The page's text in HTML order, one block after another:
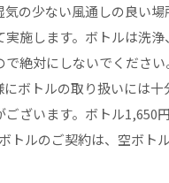
の少ない風通しの良い場
施します。ボトルは洗
絶対にしないでください
ボトルの取り扱いには十
ざいます。ボトル
ルのご契約は、空ボト